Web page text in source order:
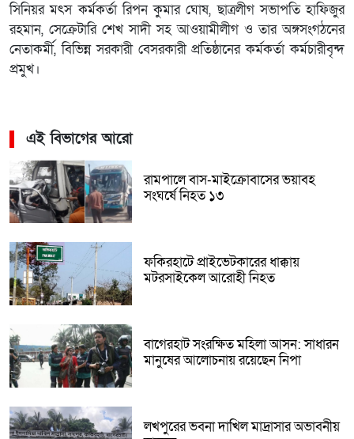
সিনিয়র মৎস কর্মকর্তা রিপন কুমার ঘোষ, ছাত্রলীগ সভাপতি হাফিজুর
রহমান, সেক্রেটারি শেখ সাদী সহ আওয়ামীলীগ ও তার অঙ্গসংগঠনের
নেতাকর্মী, বিভিন্ন সরকারী বেসরকারী প্রতিষ্ঠানের কর্মকর্তা কর্মচারীবৃন্দ
প্রমুখ।
এই বিভাগের আরো
রামপালে বাস-মাইক্রোবাসের ভয়াবহ
সংঘর্ষে নিহত ১৩
ফকিরহাটে প্রাইভেটকারের ধাক্কায়
মটরসাইকেল আরোহী নিহত
বাগেরহাট সংরক্ষিত মহিলা আসন: সাধারন
মানুষের আলোচনায় রয়েছেন নিপা
লখপুরের ভবনা দাখিল মাদ্রাসার অভাবনীয়